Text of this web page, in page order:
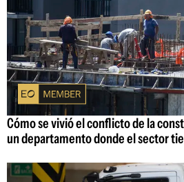
Cómo se vivió el conflicto de la
un departamento donde el sector